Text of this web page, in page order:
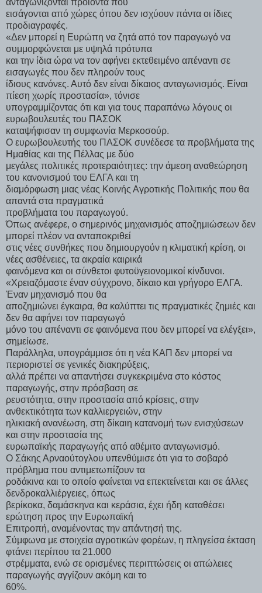
ανταγωνίζονται προϊόντα που
εισάγονται από χώρες όπου δεν ισχύουν πάντα οι ίδιες
προδιαγραφές.
«Δεν μπορεί η Ευρώπη να ζητά από τον παραγωγό να
συμμορφώνεται με υψηλά πρότυπα
και την ίδια ώρα να τον αφήνει εκτεθειμένο απέναντι σε
εισαγωγές που δεν πληρούν τους
ίδιους κανόνες. Αυτό δεν είναι δίκαιος ανταγωνισμός. Είναι
πίεση χωρίς προστασία», τόνισε
υπογραμμίζοντας ότι και για τους παραπάνω λόγους οι
ευρωβουλευτές του ΠΑΣΟΚ
καταψήφισαν τη συμφωνία Μερκοσούρ.
Ο ευρωβουλευτής του ΠΑΣΟΚ συνέδεσε τα προβλήματα της
Ημαθίας και της Πέλλας με δύο
μεγάλες πολιτικές προτεραιότητες: την άμεση αναθεώρηση
του κανονισμού του ΕΛΓΑ και τη
διαμόρφωση μιας νέας Κοινής Αγροτικής Πολιτικής που θα
απαντά στα πραγματικά
προβλήματα του παραγωγού.
Όπως ανέφερε, ο σημερινός μηχανισμός αποζημιώσεων δεν
μπορεί πλέον να ανταποκριθεί
στις νέες συνθήκες που δημιουργούν η κλιματική κρίση, οι
νέες ασθένειες, τα ακραία καιρικά
φαινόμενα και οι σύνθετοι φυτοϋγειονομικοί κίνδυνοι.
«Χρειαζόμαστε έναν σύγχρονο, δίκαιο και γρήγορο ΕΛΓΑ.
Έναν μηχανισμό που θα
αποζημιώνει έγκαιρα, θα καλύπτει τις πραγματικές ζημιές και
δεν θα αφήνει τον παραγωγό
μόνο του απέναντι σε φαινόμενα που δεν μπορεί να ελέγξει»,
σημείωσε.
Παράλληλα, υπογράμμισε ότι η νέα ΚΑΠ δεν μπορεί να
περιοριστεί σε γενικές διακηρύξεις,
αλλά πρέπει να απαντήσει συγκεκριμένα στο κόστος
παραγωγής, στην πρόσβαση σε
ρευστότητα, στην προστασία από κρίσεις, στην
ανθεκτικότητα των καλλιεργειών, στην
ηλικιακή ανανέωση, στη δίκαιη κατανομή των ενισχύσεων
και στην προστασία της
ευρωπαϊκής παραγωγής από αθέμιτο ανταγωνισμό.
Ο Σάκης Αρναούτογλου υπενθύμισε ότι για το σοβαρό
πρόβλημα που αντιμετωπίζουν τα
ροδάκινα και το οποίο φαίνεται να επεκτείνεται και σε άλλες
δενδροκαλλιέργειες, όπως
βερίκοκα, δαμάσκηνα και κεράσια, έχει ήδη καταθέσει
ερώτηση προς την Ευρωπαϊκή
Επιτροπή, αναμένοντας την απάντησή της.
Σύμφωνα με στοιχεία αγροτικών φορέων, η πληγείσα έκταση
φτάνει περίπου τα 21.000
στρέμματα, ενώ σε ορισμένες περιπτώσεις οι απώλειες
παραγωγής αγγίζουν ακόμη και το
60%.